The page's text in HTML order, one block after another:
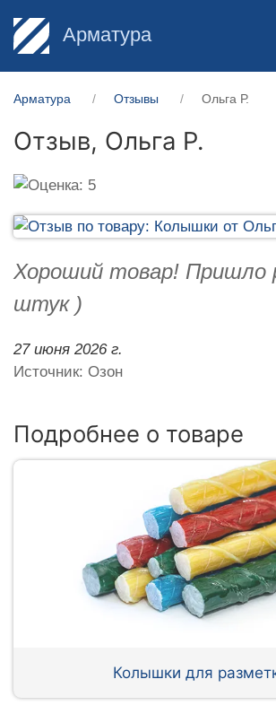
Арматура
Арматура Отзывы Ольга Р.
Отзыв, Ольга Р.
Хороший товар! Пришло
штук )
27 июня 2026 г.
Источник: Озон
Подробнее о товаре
Колышки для